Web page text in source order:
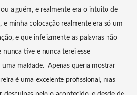
alguém, e realmente era o intuito de
e minha colocação realmente era só um
e que infelizmente as palavras não
nunca tive e nunca terei esse
uma maldade. Apenas queria mostrar
é uma excelente profissional, mas